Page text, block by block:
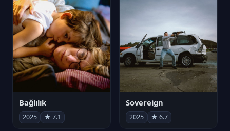
Bağlılık
2025 ★ 7.1
Sovereign
2025 ★ 6.7